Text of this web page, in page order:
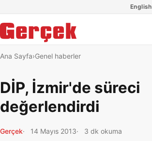
English
Ana Sayfa Genel haberler
DİP, İzmir'de süreci
değerlendirdi
Gerçek 14 Mayıs 2013 3 dk okuma